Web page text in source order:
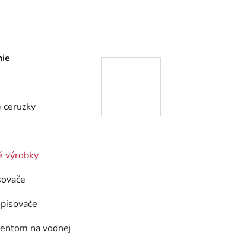
výrobky
na vodnej